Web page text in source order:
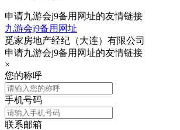
申请九游会j9备用网址的友情链接
九游会j9备用网址
觅家房地产经纪（大连）有限公司
申请九游会j9备用网址的友情链接
×
您的称呼
手机号码
联系邮箱